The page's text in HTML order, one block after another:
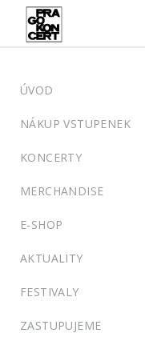
ÚVOD
NÁKUP VSTUPENEK
KONCERTY
MERCHANDISE
E-SHOP
AKTUALITY
FESTIVALY
ZASTUPUJEME